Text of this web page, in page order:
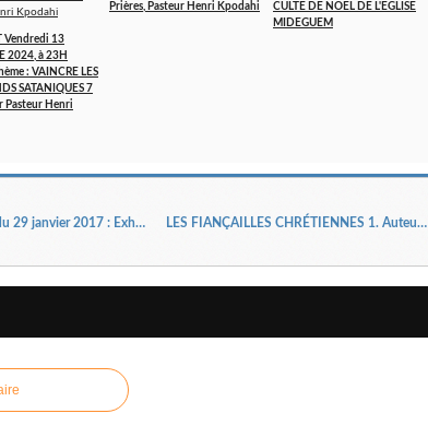
Vendredi 13
2024, à 23H
: VAINCRE LES
SATANIQUES 7
Pasteur Henri
Prières, Pasteur Henri Kpodahi
CULTE DE NOEL DE L'EGLISE
MIDEGUEM
Séminaire de miracles et de guérisons du 29 janvier 2017 : Exhortation de Prophétesse Irène Makita LES FIANÇAILLES CHRÉTIENNES 1. Auteur : Apôtre Henri KPODAHI.